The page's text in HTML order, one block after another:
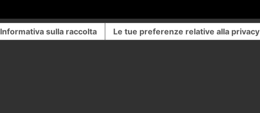
Informativa sulla raccolta Le tue preferenze relative alla privacy